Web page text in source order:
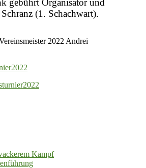
(1. Schachwart).
2022 Andrei
Kampf